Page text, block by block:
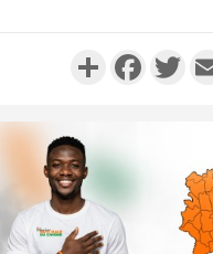
Partager
: La
un
Côte
Bureau